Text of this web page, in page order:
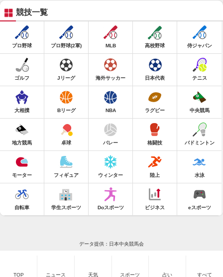
競技一覧
プロ野球 プロ野球(2軍) MLB 高校野球 侍ジャパン
ゴルフ Jリーグ 海外サッカー 日本代表 テニス
大相撲 Bリーグ NBA ラグビー 中央競馬
地方競馬 卓球 バレー 格闘技 バドミントン
モーター フィギュア ウィンター 陸上 水泳
自転車 学生スポーツ Doスポーツ ビジネス eスポーツ
データ提供：日本中央競馬会
TOP ニュース 天気 スポーツ 占い すべて